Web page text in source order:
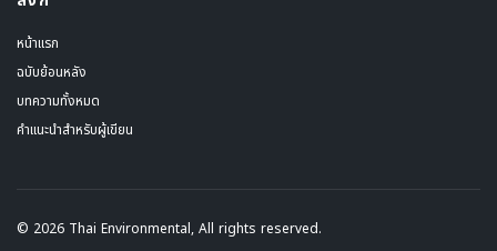
หน้าแรก
ฉบับย้อนหลัง
บทความทั้งหมด
คำแนะนำสำหรับผู้เขียน
© 2026 Thai Environmental, All rights reserved.